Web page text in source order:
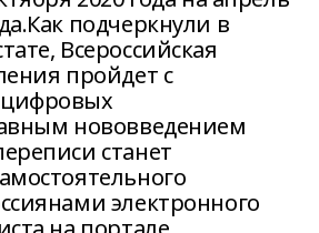
подчеркнули в
Всероссийская
пройдет с
нововведением
станет
электронного